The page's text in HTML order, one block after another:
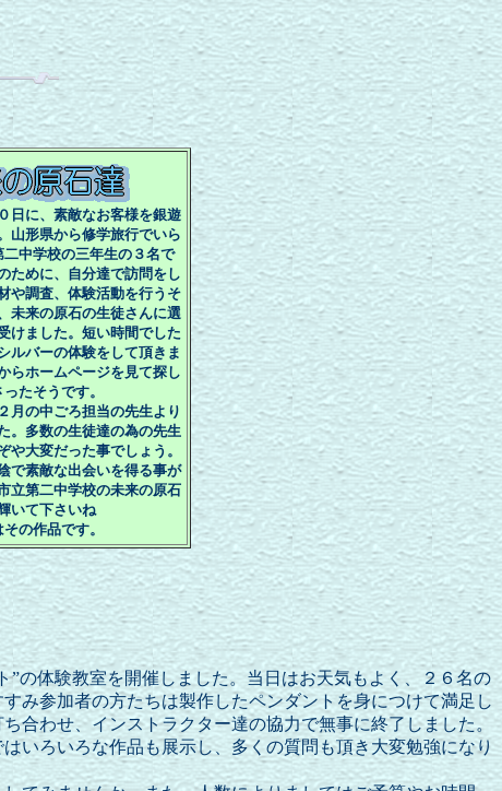
日に、素敵なお客様を銀遊
山形県から修学旅行でいら
二中学校の三年生の３名で
ために、自分達で訪問をし
や調査、体験活動を行うそ
未来の原石の生徒さんに選
けました。短い時間でした
ルバーの体験をして頂きま
らホームページを見て探し
たそうです。
月の中ごろ担当の先生より
。多数の生徒達の為の先生
や大変だった事でしょう。
で素敵な出会いを得る事が
立第二中学校の未来の原石
いて下さいね
の作品です。
体験教室を開催しました。当日はお天気もよく、２６名の
み参加者の方たちは製作したペンダントを身につけて満足し
合わせ、インストラクター達の協力で無事に終了しました。
いろいろな作品も展示し、多くの質問も頂き大変勉強になり